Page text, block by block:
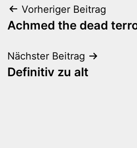
Vorheriger Beitrag
Achmed the dead
Nächster Beitrag
Definitiv zu alt